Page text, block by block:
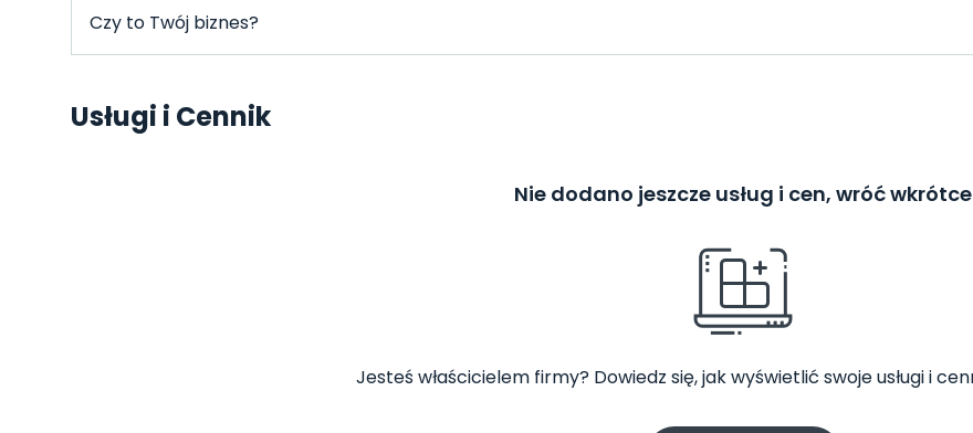
Czy to Twój biznes?
Usługi i Cennik
Nie dodano jeszcze usług i cen, wróć wkrótce
Jesteś właścicielem firmy? Dowiedz się, jak wyświetlić swoje usługi i